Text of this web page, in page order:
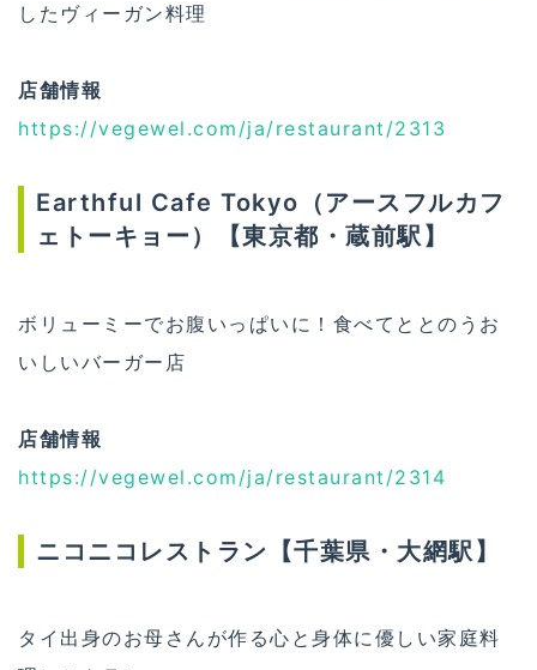
したヴィーガン料理
店舗情報
https://vegewel.com/ja/restaurant/2313
Earthful Cafe Tokyo（アースフルカフ
ェトーキョー）【東京都・蔵前駅】
ボリューミーでお腹いっぱいに！食べてととのうお
いしいバーガー店
店舗情報
https://vegewel.com/ja/restaurant/2314
ニコニコレストラン【千葉県・大網駅】
タイ出身のお母さんが作る心と身体に優しい家庭料